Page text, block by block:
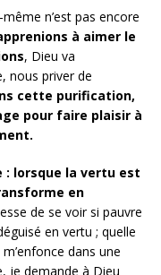
n’est pas encore
à aimer le
, Dieu va
nous priver de
cette purification,
pour faire plaisir à
lorsque la vertu est
en
de se voir si pauvre
en vertu ; quelle
dans une
je demande à Dieu